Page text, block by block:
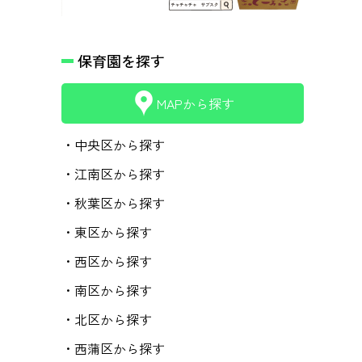
保育園を探す
MAPから探す
・中央区から探す
・江南区から探す
・秋葉区から探す
・東区から探す
・西区から探す
・南区から探す
・北区から探す
・西蒲区から探す